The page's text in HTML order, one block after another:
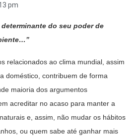
pm
do seu poder de
relacionados ao clima mundial, assim
doméstico, contribuem de forma
maioria dos argumentos
acreditar no acaso para manter a
e, assim, não mudar os hábitos
ou quem sabe até ganhar mais